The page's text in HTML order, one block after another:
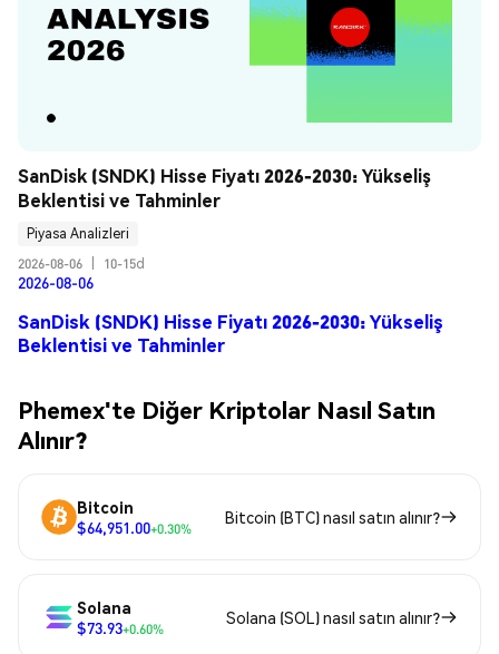
SanDisk (SNDK) Hisse Fiyatı 2026-2030: Yükseliş
Beklentisi ve Tahminler
Piyasa Analizleri
2026-08-06
10-15d
2026-08-06
SanDisk (SNDK) Hisse Fiyatı 2026-2030: Yükseliş
Beklentisi ve Tahminler
Phemex'te Diğer Kriptolar Nasıl Satın
Alınır?
Bitcoin
$64,951.00+0.30%
Bitcoin (BTC) nasıl satın alınır?
Solana
$73.93+0.60%
Solana (SOL) nasıl satın alınır?